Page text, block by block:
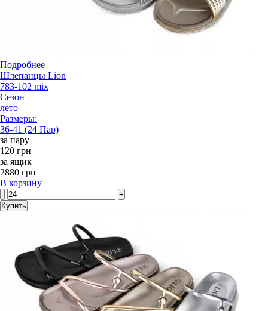
Подробнее
Шлепанцы Lion
783-102 mix
Сезон
лето
Размеры:
36-41 (24 Пар)
за пару
120 грн
за ящик
2880 грн
В корзину
-
+
Купить